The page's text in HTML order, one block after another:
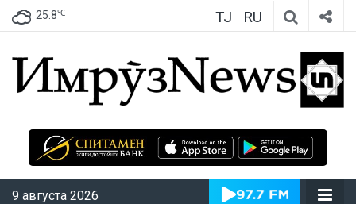
25.8℃ TJ RU
ИмрӯзNews
9 августа 2026